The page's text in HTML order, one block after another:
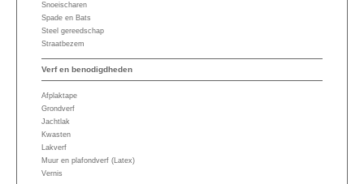
Snoeischaren
Spade en Bats
Steel gereedschap
Straatbezem
Verf en benodigdheden
Afplaktape
Grondverf
Jachtlak
Kwasten
Lakverf
Muur en plafondverf (Latex)
Vernis